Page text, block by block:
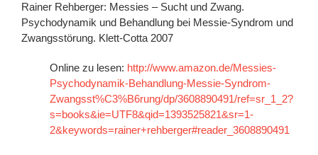
Rainer Rehberger: Messies – Sucht und Zwang.
Psychodynamik und Behandlung bei Messie-Syndrom und
Zwangsstörung. Klett-Cotta 2007
Online zu lesen: http://www.amazon.de/Messies-
Psychodynamik-Behandlung-Messie-Syndrom-
Zwangsst%C3%B6rung/dp/3608890491/ref=sr_1_2?
s=books&ie=UTF8&qid=1393525821&sr=1-
2&keywords=rainer+rehberger#reader_3608890491